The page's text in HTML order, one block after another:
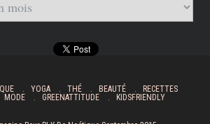
YOGA THÉ BEAUTÉ
RECETTES
MODE GREENATTITUDE KIDSFRIENDLY